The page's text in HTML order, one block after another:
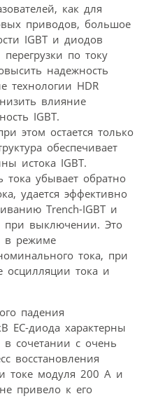
как для
приводов, большое
IGBT и диодов
по току
надежность
технологии HDR
влияние
IGBT.
этом остается только
обеспечивает
истока IGBT.
тока убывает обратно
удается эффективно
Trench-IGBT и
при выключении. Это
в режиме
тока, при
осцилляции тока и
падения
EC-диода характерны
сочетании с очень
восстановления
токе модуля 200 А и
привело к его